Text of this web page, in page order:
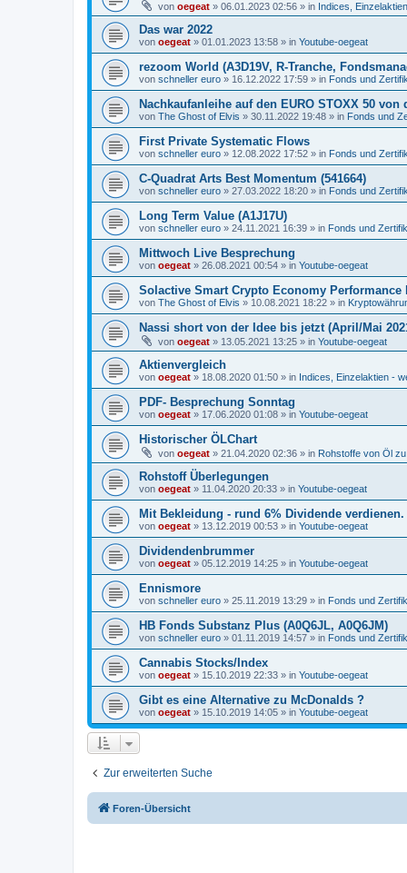
von oegeat » 06.01.2023 02:56 » in Indices,
Das war 2022
von oegeat » 01.01.2023 13:58 » in Youtube-oegeat
rezoom World (A3D19V, R-Tranche,
von schneller euro » 16.12.2022 17:59 » in Fonds und
Nachkaufanleihe auf den EURO STOXX 50 von
von The Ghost of Elvis » 30.11.2022 19:48 » in Fonds und
First Private Systematic Flows
von schneller euro » 12.08.2022 17:52 » in Fonds und
C-Quadrat Arts Best Momentum (541664)
von schneller euro » 27.03.2022 18:20 » in Fonds und
Long Term Value (A1J17U)
von schneller euro » 24.11.2021 16:39 » in Fonds und
Mittwoch Live Besprechung
von oegeat » 26.08.2021 00:54 » in Youtube-oegeat
Solactive Smart Crypto Economy Performance
von The Ghost of Elvis » 10.08.2021 18:22 » in
Nassi short von der Idee bis jetzt (April/Mai
von oegeat » 13.05.2021 13:25 » in Youtube-oegeat
Aktienvergleich
von oegeat » 18.08.2020 01:50 » in Indices, Einzelaktien -
PDF- Besprechung Sonntag
von oegeat » 17.06.2020 01:08 » in Youtube-oegeat
Historischer ÖLChart
von oegeat » 21.04.2020 02:36 » in Rohstoffe von Öl
Rohstoff Überlegungen
von oegeat » 11.04.2020 20:33 » in Youtube-oegeat
Mit Bekleidung - rund 6% Dividende verdienen.
von oegeat » 13.12.2019 00:53 » in Youtube-oegeat
Dividendenbrummer
von oegeat » 05.12.2019 14:25 » in Youtube-oegeat
Ennismore
von schneller euro » 25.11.2019 13:29 » in Fonds und
HB Fonds Substanz Plus (A0Q6JL, A0Q6JM)
von schneller euro » 01.11.2019 14:57 » in Fonds und
Cannabis Stocks/Index
von oegeat » 15.10.2019 22:33 » in Youtube-oegeat
Gibt es eine Alternative zu McDonalds ?
von oegeat » 15.10.2019 14:05 » in Youtube-oegeat
Zur erweiterten Suche
Foren-Übersicht